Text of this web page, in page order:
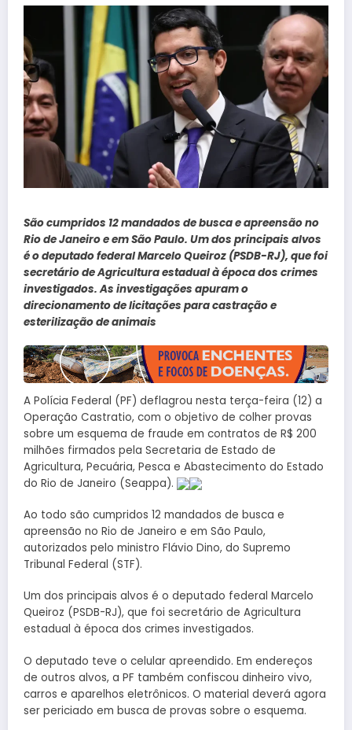
São cumpridos 12 mandados de busca e apreensão no
Rio de Janeiro e em São Paulo. Um dos principais alvos
é o deputado federal Marcelo Queiroz (PSDB-RJ), que foi
secretário de Agricultura estadual à época dos crimes
investigados. As investigações apuram o
direcionamento de licitações para castração e
esterilização de animais
A Polícia Federal (PF) deflagrou nesta terça-feira (12) a
Operação Castratio, com o objetivo de colher provas
sobre um esquema de fraude em contratos de R$ 200
milhões firmados pela Secretaria de Estado de
Agricultura, Pecuária, Pesca e Abastecimento do Estado
do Rio de Janeiro (Seappa).
Ao todo são cumpridos 12 mandados de busca e
apreensão no Rio de Janeiro e em São Paulo,
autorizados pelo ministro Flávio Dino, do Supremo
Tribunal Federal (STF).
Um dos principais alvos é o deputado federal Marcelo
Queiroz (PSDB-RJ), que foi secretário de Agricultura
estadual à época dos crimes investigados.
O deputado teve o celular apreendido. Em endereços
de outros alvos, a PF também confiscou dinheiro vivo,
carros e aparelhos eletrônicos. O material deverá agora
ser periciado em busca de provas sobre o esquema.